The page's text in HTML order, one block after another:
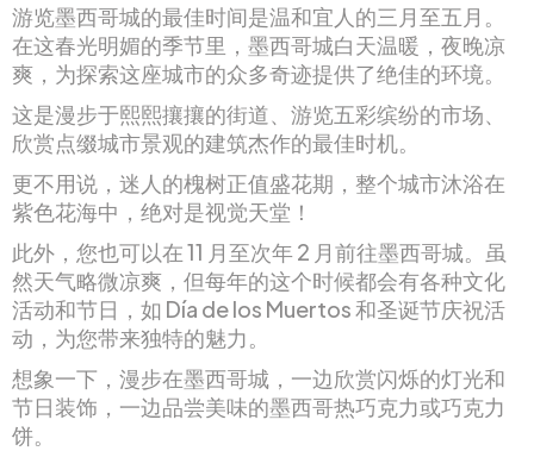
游览墨西哥城的最佳时间是温和宜人的三月至五月。
在这春光明媚的季节里，墨西哥城白天温暖，夜晚凉
爽，为探索这座城市的众多奇迹提供了绝佳的环境。
这是漫步于熙熙攘攘的街道、游览五彩缤纷的市场、
欣赏点缀城市景观的建筑杰作的最佳时机。
更不用说，迷人的槐树正值盛花期，整个城市沐浴在
紫色花海中，绝对是视觉天堂！
此外，您也可以在 11 月至次年 2 月前往墨西哥城。虽
然天气略微凉爽，但每年的这个时候都会有各种文化
活动和节日，如 Día de los Muertos 和圣诞节庆祝活
动，为您带来独特的魅力。
想象一下，漫步在墨西哥城，一边欣赏闪烁的灯光和
节日装饰，一边品尝美味的墨西哥热巧克力或巧克力
饼。